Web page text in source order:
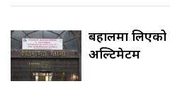
बहालमा लिएको
अल्टिमेटम